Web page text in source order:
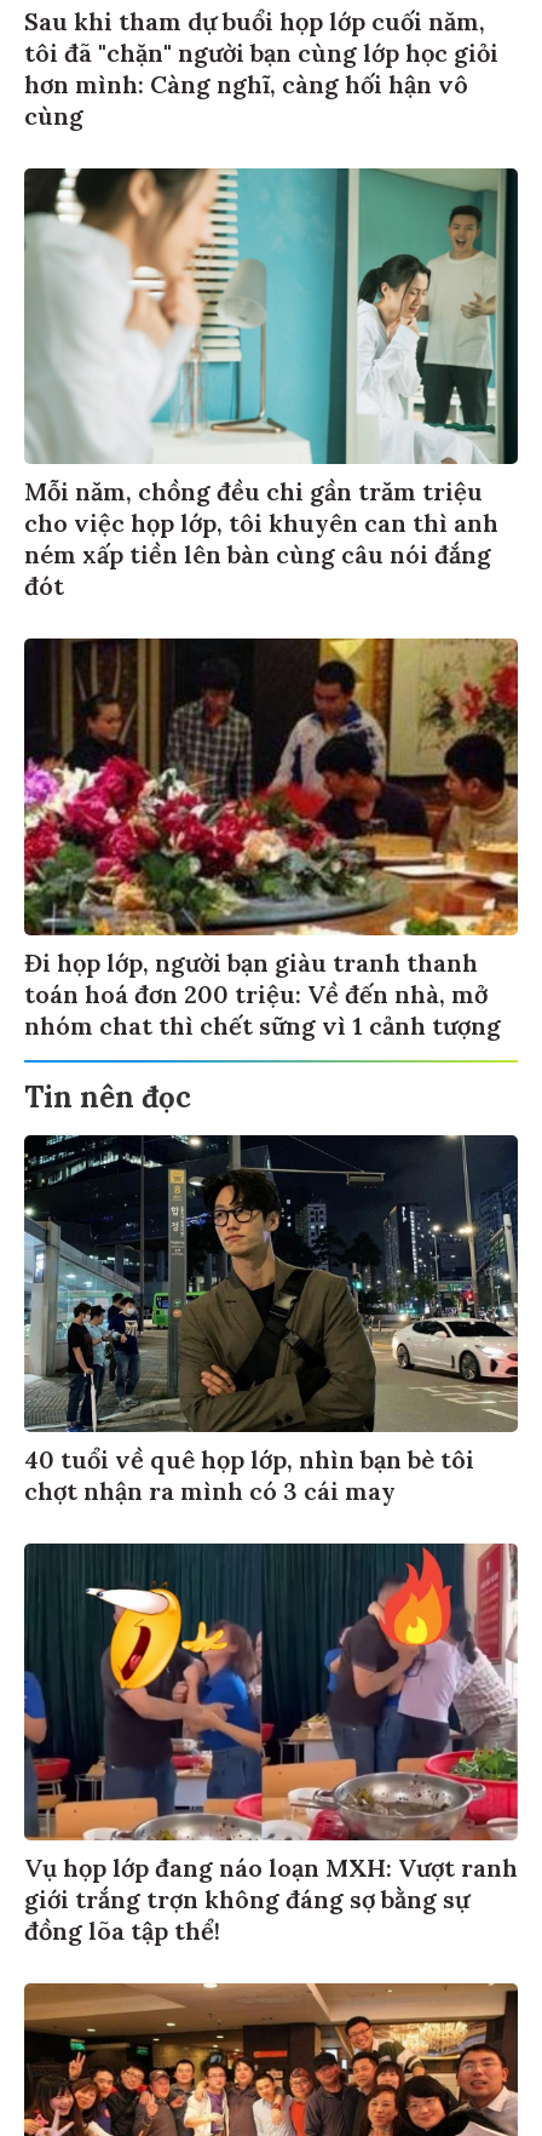
Sau khi tham dự buổi họp lớp cuối năm,
tôi đã "chặn" người bạn cùng lớp học giỏi
hơn mình: Càng nghĩ, càng hối hận vô
cùng
Mỗi năm, chồng đều chi gần trăm triệu
cho việc họp lớp, tôi khuyên can thì anh
ném xấp tiền lên bàn cùng câu nói đắng
đót
Đi họp lớp, người bạn giàu tranh thanh
toán hoá đơn 200 triệu: Về đến nhà, mở
nhóm chat thì chết sững vì 1 cảnh tượng
Tin nên đọc
40 tuổi về quê họp lớp, nhìn bạn bè tôi
chợt nhận ra mình có 3 cái may
Vụ họp lớp đang náo loạn MXH: Vượt ranh
giới trắng trợn không đáng sợ bằng sự
đồng lõa tập thể!